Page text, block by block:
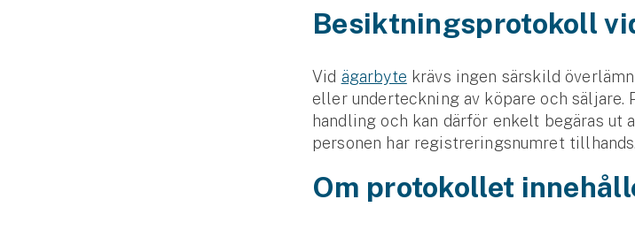
Besiktningsprotokoll
Vid ägarbyte krävs ingen särskild
eller underteckning av köpare och
handling och kan därför enkelt begäras ut
personen har registreringsnumret tillhands.
Om protokollet